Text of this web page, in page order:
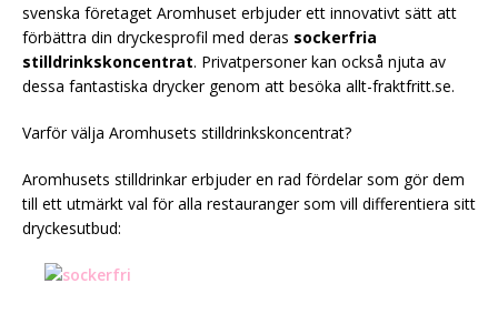
svenska företaget Aromhuset erbjuder ett innovativt sätt att
förbättra din dryckesprofil med deras sockerfria
stilldrinkskoncentrat. Privatpersoner kan också njuta av
dessa fantastiska drycker genom att besöka allt-fraktfritt.se.
Varför välja Aromhusets stilldrinkskoncentrat?
Aromhusets stilldrinkar erbjuder en rad fördelar som gör dem
till ett utmärkt val för alla restauranger som vill differentiera sitt
dryckesutbud: